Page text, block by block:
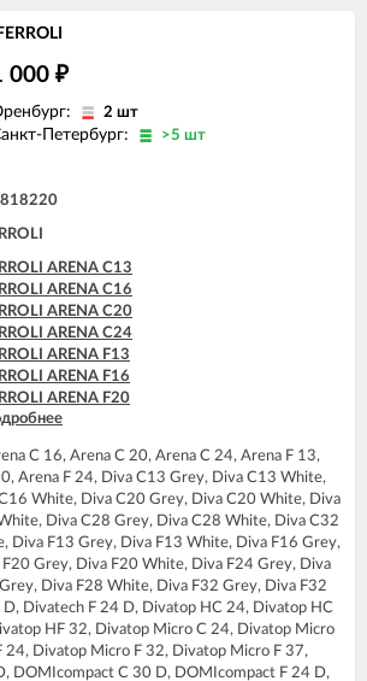
DIVAtop F32
DIVAtop F37
DIVAtop HC24
DIVAtop HC32
DIVAtop HF24
DIVAtop Low Nox F24
DIVAtop micro C24
DIVAtop micro C32
DIVAtop micro F24
DIVAtop micro F32
DIVAtop micro F37
DIVAtop micro LN C24
DIVAtop micro LN C32
DIVAtop micro LN F24
DIVAtop micro LN F32
DIVAtop ST C32
DIVAtop ST F24
DIVAtop ST F32
000 ₽
2 шт
Петербург: >5 шт
ARENA C13
ARENA C16
ARENA C20
ARENA C24
ARENA F13
ARENA F16
ARENA F20
ARENA F24
BLUEHELIX PRO 32 C
BLUEHELIX TECH 18A-E
BLUEHELIX TECH 25 A
BLUEHELIX TECH 25A-E
BLUEHELIX TECH 25C
BLUEHELIX TECH 35 A
BLUEHELIX TECH 35A-E
BLUEHELIX TECH 35C
DIVA C13
DIVA C16
C 16, Arena C 20, Arena C 24, Arena F 13,
Arena F 24, Diva C13 Grey, Diva C13 White,
White, Diva C20 Grey, Diva C20 White, Diva
Diva C28 Grey, Diva C28 White, Diva C32
Diva F13 Grey, Diva F13 White, Diva F16 Grey,
Grey, Diva F20 White, Diva F24 Grey, Diva
Diva F28 White, Diva F32 Grey, Diva F32
Divatech F 24 D, Divatop HC 24, Divatop HC
HF 32, Divatop Micro C 24, Divatop Micro
24, Divatop Micro F 32, Divatop Micro F 37,
DOMIcompact C 30 D, DOMIcompact F 24 D,